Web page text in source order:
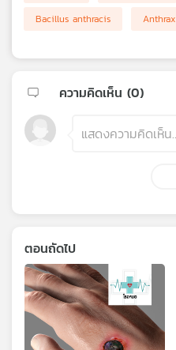
Bacillus anthracis
Anthrax
ความคิดเห็น (0)
ตอนถัดไป